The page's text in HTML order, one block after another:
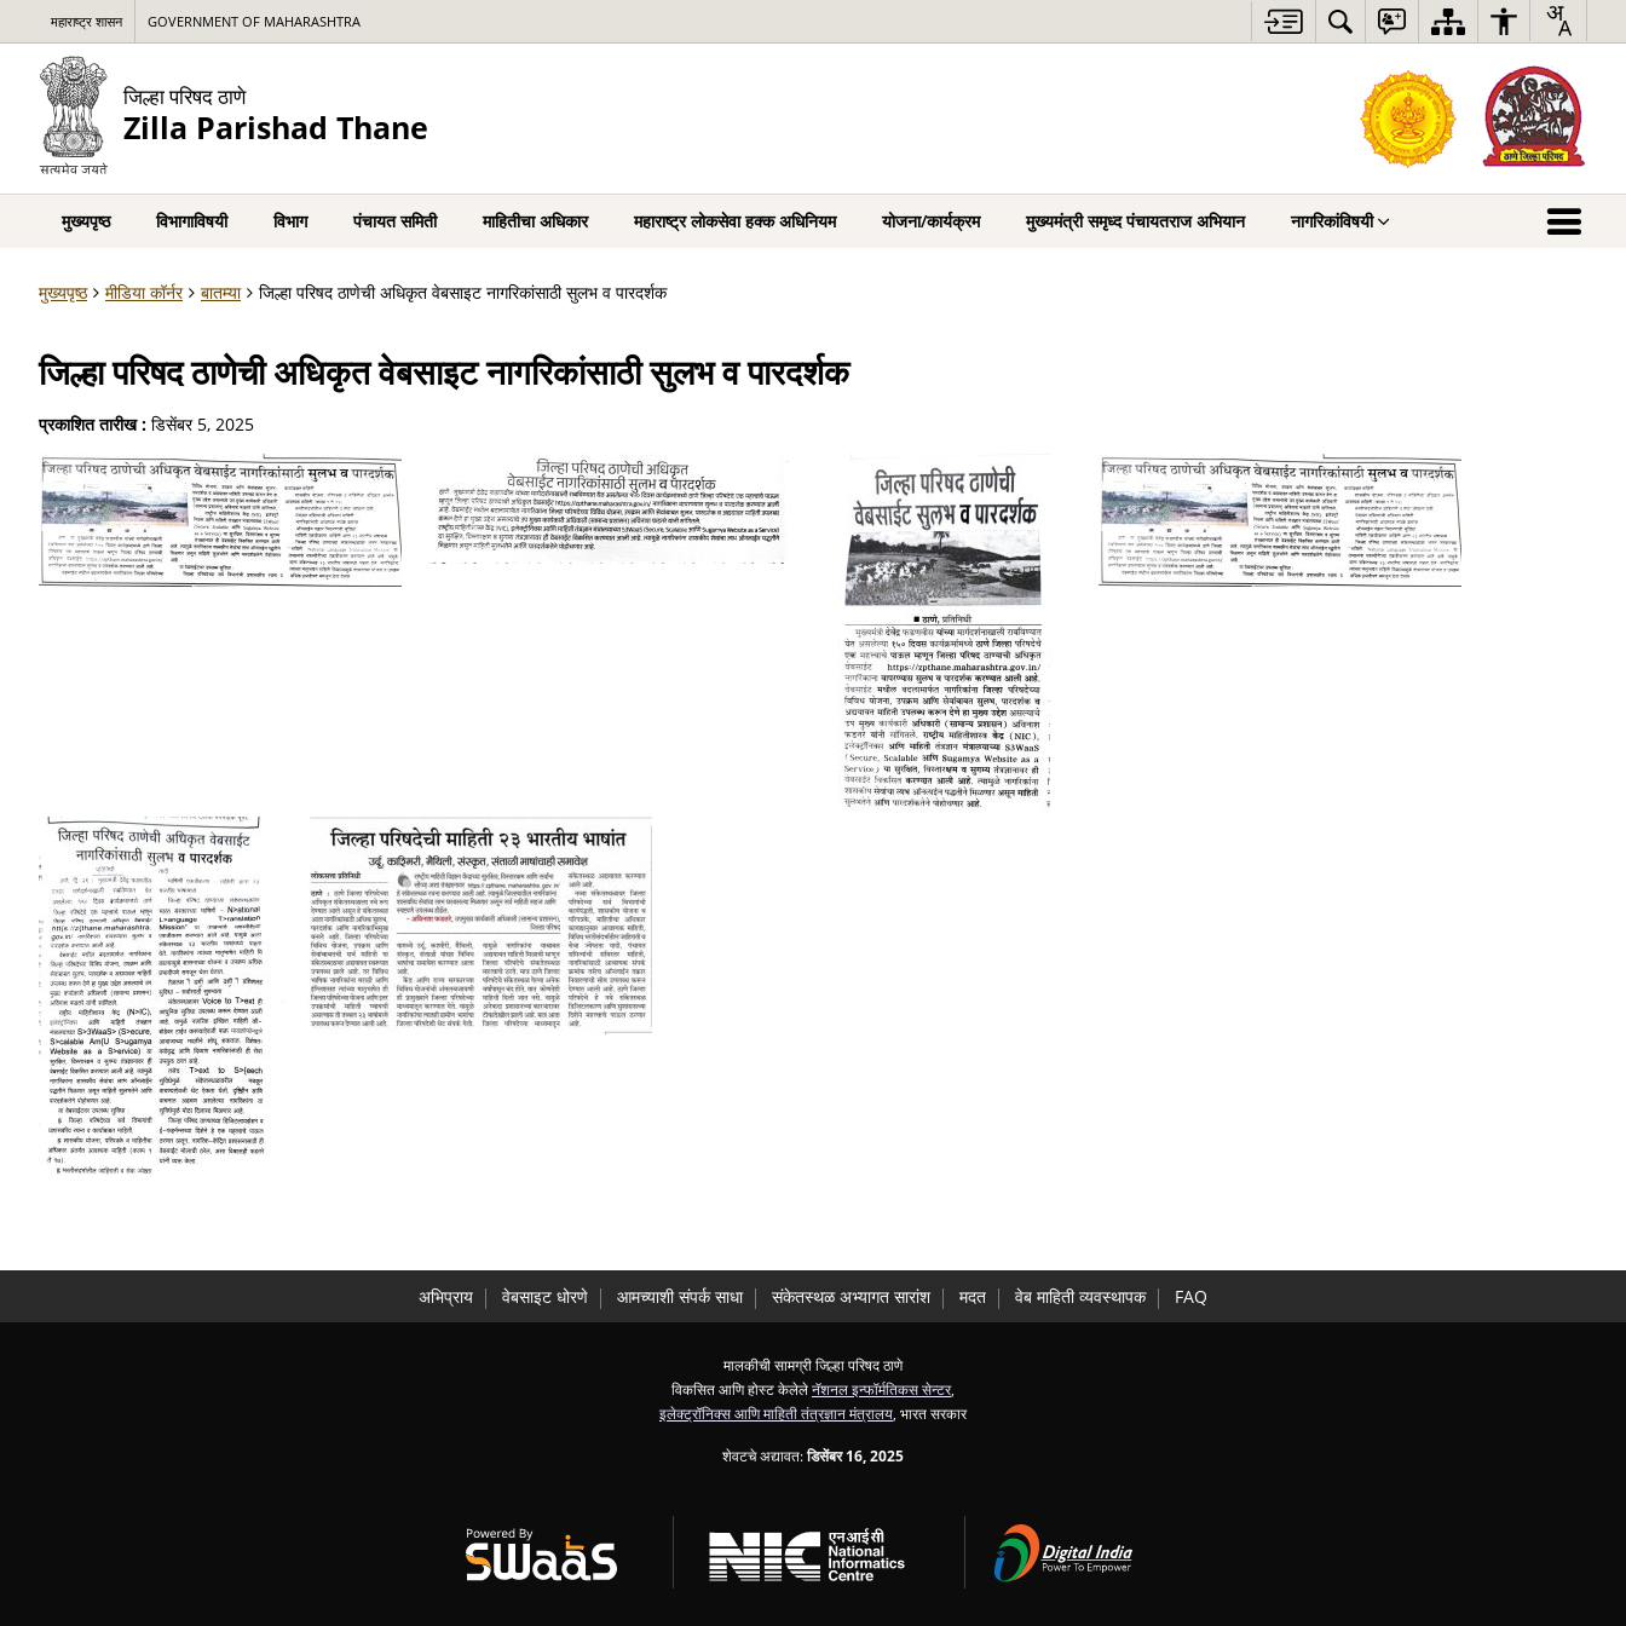
महाराष्ट्र शासन GOVERNMENT OF MAHARASHTRA
जिल्हा परिषद ठाणे
Zilla Parishad Thane
मुख्यपृष्ठ विभागाविषयी विभाग पंचायत समिती माहितीचा अधिकार महाराष्ट्र लोकसेवा हक्क अधिनियम योजना/कार्यक्रम मुख्यमंत्री समृध्द पंचायतराज अभियान नागरिकांविषयी
मुख्यपृष्ठ मीडिया कॉर्नर बातम्या जिल्हा परिषद ठाणेची अधिकृत वेबसाइट नागरिकांसाठी सुलभ व पारदर्शक
जिल्हा परिषद ठाणेची अधिकृत वेबसाइट नागरिकांसाठी सुलभ व पारदर्शक
प्रकाशित तारीख : डिसेंबर 5, 2025
अभिप्राय वेबसाइट धोरणे आमच्याशी संपर्क साधा संकेतस्थळ अभ्यागत सारांश मदत वेब माहिती व्यवस्थापक FAQ
मालकीची सामग्री जिल्हा परिषद ठाणे
विकसित आणि होस्ट केलेलेनॅशनल इन्फॉर्मतिकस सेन्टर,
इलेक्ट्रॉनिक्स आणि माहिती तंत्रज्ञान मंत्रालय , भारत सरकार
शेवटचे अद्यावत:डिसेंबर 16, 2025